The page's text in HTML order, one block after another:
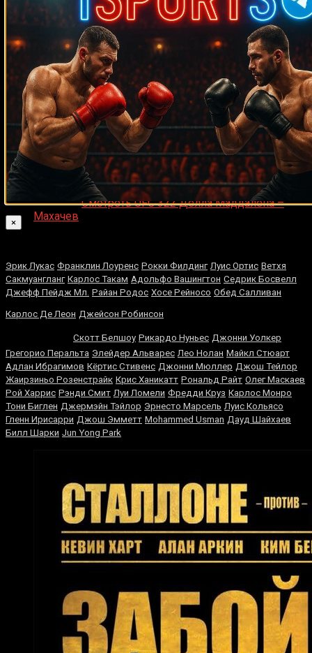
ДЕНИС on Что хотите видеть на сайте?
Денис onРой Джонс-младший
Ляяляляляояо onСмотреть UFC 324: Гэйтжи –
Пимблетт
Medik onСмотреть UFC 322 Делла Маддалена –
Махачев
Эрик Лукас Франклин Лоуренс Рокки Филдинг Луис Ортис Ветхя
Сакмуангланг Карлос Такам Адольфо Вашингтон Седрик Босвелл
Джефф Пейдж Мл. Райан Родос Хосе Рейносо Обед Салливан
Карлос Де Леон Джейсон Робинсон
Скотт Белшоу Рикардо Нуньес Джонни Уолкер
Грегорио Перальта Элейдер Альварес Лео Нолан Майкл Стюарт
Адлан Ибрагимов Кёртис Стивенс Джонни Мюллер Джош Тейлор
Жаирзиньо Розенстрайк Крис Ханикатт Рональд Райт Олег Маскаев
Рой Харрис Рэнди Смит Луи Ломели Фредди Круз Карлос Монро
Тони Биглен Джермэйн Тэйлор Эрнесто Марсель Луис Кольясо
Гленн Ирисарри Джош Эмметт Mohammed Usman Дауд Шайхаев
Билл Шарки Jun Yong Park
×